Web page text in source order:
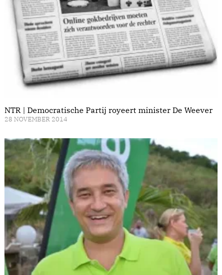
NTR | Democratische Partij royeert minister De Weever
28 NOVEMBER 2014